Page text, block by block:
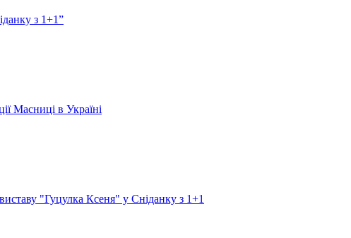
з 1+1”
Масниці в Україні
"Гуцулка Ксеня" у Сніданку з 1+1